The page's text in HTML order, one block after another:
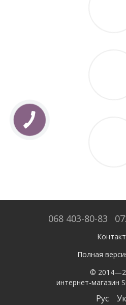
068 403-80-83
Полная
©
интернет-магазин
Рус